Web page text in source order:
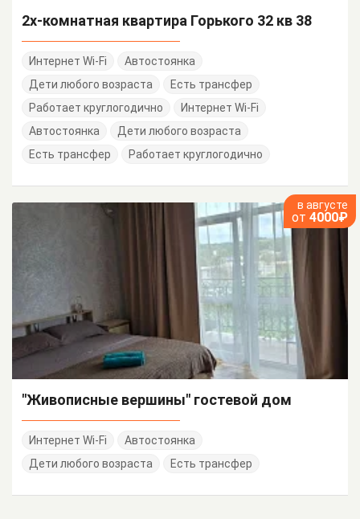
2х-комнатная квартира Горького 32 кв 38
Интернет Wi-Fi
Автостоянка
Дети любого возраста
Есть трансфер
Работает круглогодично
Интернет Wi-Fi
Автостоянка
Дети любого возраста
Есть трансфер
Работает круглогодично
в августе
от 4000₽
"Живописные вершины" гостевой дом
Интернет Wi-Fi
Автостоянка
Дети любого возраста
Есть трансфер